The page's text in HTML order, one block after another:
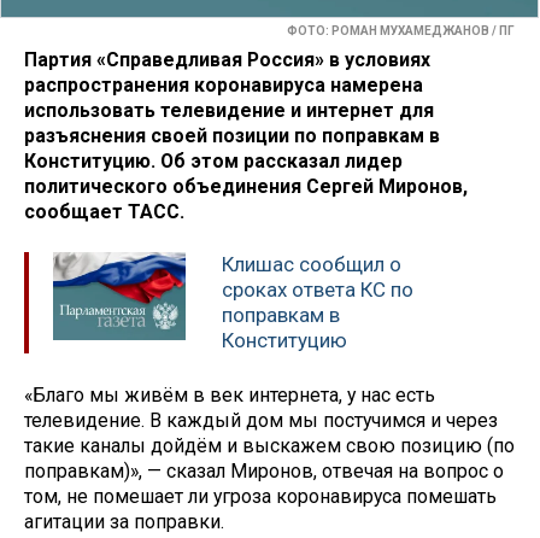
ФОТО: РОМАН МУХАМЕДЖАНОВ / ПГ
Партия «Справедливая Россия» в условиях
распространения коронавируса намерена
использовать телевидение и интернет для
разъяснения своей позиции по поправкам в
Конституцию. Об этом рассказал лидер
политического объединения Сергей Миронов,
сообщает ТАСС.
Клишас сообщил о
сроках ответа КС по
поправкам в
Конституцию
«Благо мы живём в век интернета, у нас есть
телевидение. В каждый дом мы постучимся и через
такие каналы дойдём и выскажем свою позицию (по
поправкам)», — сказал Миронов, отвечая на вопрос о
том, не помешает ли угроза коронавируса помешать
агитации за поправки.